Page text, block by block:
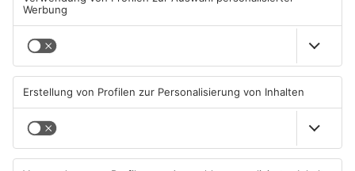
Sommerliche Temperaturen
und jede Menge Live-Musik
Straße bei Windischbuchen
wieder frei